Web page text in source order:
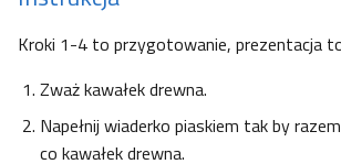
Kroki 1-4 to przygotowanie, prezentacja
Zważ kawałek drewna.
Napełnij wiaderko piaskiem tak by
co kawałek drewna.